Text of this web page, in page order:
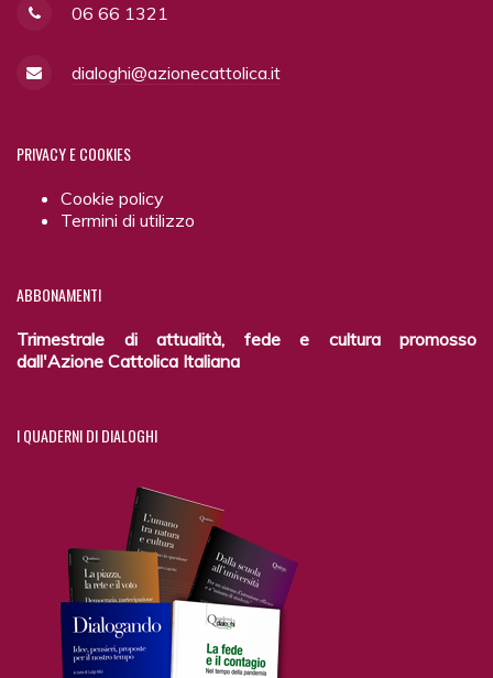
06 66 1321
dialoghi@azionecattolica.it
PRIVACYE COOKIES
Cookie policy
Termini di utilizzo
ABBONAMENTI
Trimestrale di attualità, fede e cultura promosso
dall'Azione Cattolica Italiana
IQUADERNI DI DIALOGHI